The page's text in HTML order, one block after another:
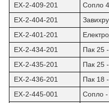
EX-2-409-201
Cопло
EX-2-404-201
EX-2-401-201
EX-2-434-201
Пак 25
EX-2-435-201
Пак 25
EX-2-436-201
Пак 18
EX-2-445-001
Сопло -